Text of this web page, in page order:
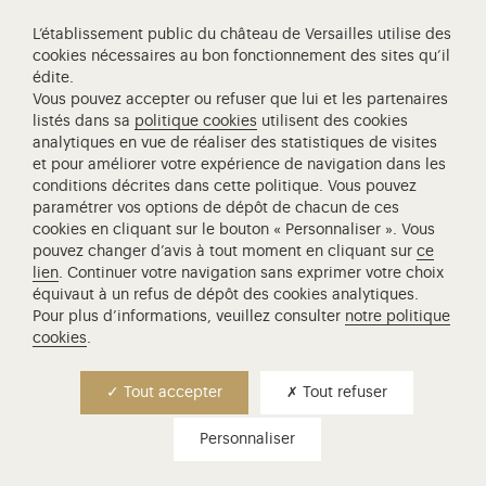
Château de Versailles Spectacles
L'Opéra royal de Versailles
Centre de recherche du château de Versailles
Centre de Musique Baroque de Versailles
Réseau des Résidences Royales Européenne
Société des Amis de Versailles
Académie équestre nationale du domaine de Versailles
Campus Versailles
L’établissement public du château de Versailles utilise des
cookies nécessaires au bon fonctionnement des sites qu’il
édite.
Vous pouvez accepter ou refuser que lui et les partenaires
listés dans sa politique cookies utilisent des cookies
analytiques en vue de réaliser des statistiques de visites
et pour améliorer votre expérience de navigation dans les
conditions décrites dans cette politique. Vous pouvez
paramétrer vos options de dépôt de chacun de ces
cookies en cliquant sur le bouton « Personnaliser ». Vous
pouvez changer d’avis à tout moment en cliquant surce
lien. Continuer votre navigation sans exprimer votre choix
équivaut à un refus de dépôt des cookies analytiques.
Pour plus d’informations, veuillez consulter notre politique
cookies.
Tout accepter Tout refuser
Personnaliser